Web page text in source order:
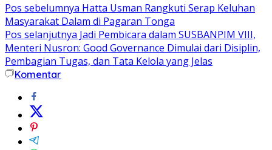
Pos sebelumnya Hatta Usman Rangkuti Serap Keluhan
Masyarakat Dalam di Pagaran Tonga
Pos selanjutnya Jadi Pembicara dalam SUSBANPIM VIII,
Menteri Nusron: Good Governance Dimulai dari Disiplin,
Pembagian Tugas, dan Tata Kelola yang Jelas
Komentar